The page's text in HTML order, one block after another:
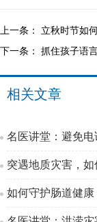
上一条： 立秋时节如
下一条： 抓住孩子语
相关文章
名医讲堂：避免
突遇地质灾害，
如何守护肠道健康